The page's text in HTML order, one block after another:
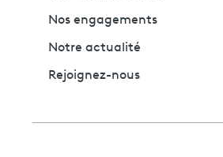
Nos engagements
Notre actualité
Rejoignez-nous